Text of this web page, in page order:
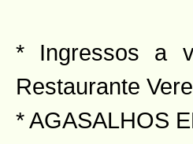
* Ingressos a
Restaurante
* AGASALHOS